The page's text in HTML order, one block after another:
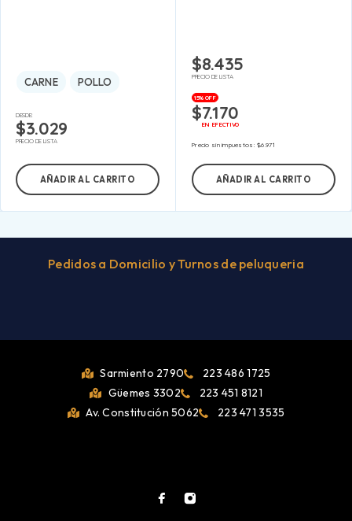
CARNE POLLO
DESDE:
$3.029
PRECIO DE LISTA
AÑADIR AL CARRITO
$8.435
PRECIO DE LISTA
15% OFF
$7.170
EN EFECTIVO
Precio sin impuestos:$6.971
AÑADIR AL CARRITO
Pedidos a Domicilio y Turnos de peluqueria
Sarmiento 2790
223 486 1725
Güemes 3302
223 451 8121
Av. Constitución 5062
223 471 3535